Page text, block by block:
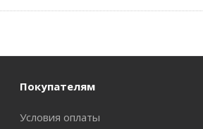
Покупателям
Условия оплаты